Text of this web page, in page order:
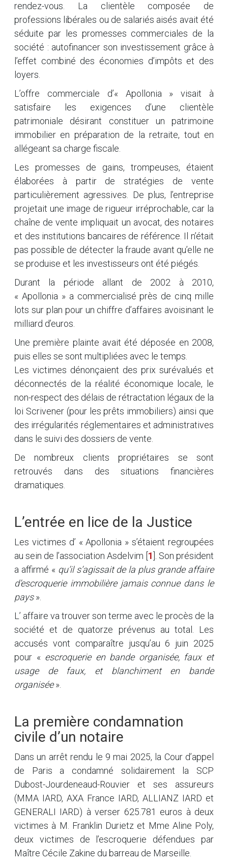
rendez-vous. La clientèle composée de
professions libérales ou de salariés aisés avait été
séduite par les promesses commerciales de la
société : autofinancer son investissement grâce à
l’effet combiné des économies d’impôts et des
loyers.
L’offre commerciale d’« Apollonia » visait à
satisfaire les exigences d’une clientèle
patrimoniale désirant constituer un patrimoine
immobilier en préparation de la retraite, tout en
allégeant sa charge fiscale.
Les promesses de gains, trompeuses, étaient
élaborées à partir de stratégies de vente
particulièrement agressives. De plus, l’entreprise
projetait une image de rigueur irréprochable, car la
chaîne de vente impliquait un avocat, des notaires
et des institutions bancaires de référence. Il n’était
pas possible de détecter la fraude avant qu’elle ne
se produise et les investisseurs ont été piégés.
Durant la période allant de 2002 à 2010,
« Apollonia » a commercialisé près de cinq mille
lots sur plan pour un chiffre d’affaires avoisinant le
milliard d’euros.
Une première plainte avait été déposée en 2008,
puis elles se sont multipliées avec le temps.
Les victimes dénonçaient des prix surévalués et
déconnectés de la réalité économique locale, le
non-respect des délais de rétractation légaux de la
loi Scrivener (pour les prêts immobiliers) ainsi que
des irrégularités réglementaires et administratives
dans le suivi des dossiers de vente.
De nombreux clients propriétaires se sont
retrouvés dans des situations financières
dramatiques.
L’entrée en lice de la Justice
Les victimes d’ « Apollonia » s’étaient regroupées
au sein de l’association Asdelvim 1
. Son président
a affirmé « qu’il s’agissait de la plus grande affaire
d’escroquerie immobilière jamais connue dans le
pays».
L’ affaire va trouver son terme avec le procès de la
société et de quatorze prévenus au total. Les
accusés vont comparaître jusqu’au 6 juin 2025
pour « escroquerie en bande organisée, faux et
usage de faux, et blanchiment en bande
organisée».
La première condamnation
civile d’un notaire
Dans un arrêt rendu le 9 mai 2025, la Cour d’appel
de Paris a condamné solidairement la SCP
Dubost-Jourdeneaud-Rouvier et ses assureurs
(MMA IARD, AXA France IARD, ALLIANZ IARD et
GENERALI IARD) à verser 625.781 euros à deux
victimes à M. Franklin Durietz et Mme Aline Poly,
deux victimes de l’escroquerie défendues par
Maître Cécile Zakine du barreau de Marseille.